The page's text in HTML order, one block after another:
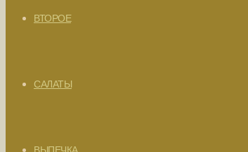
ВТОРОЕ
САЛАТЫ